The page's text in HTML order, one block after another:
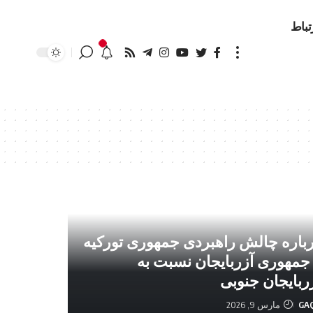
چالش راهبردی جمهوری تورکیه
آزربایجان نسبت به
جنوبی
مارس 9, 2026